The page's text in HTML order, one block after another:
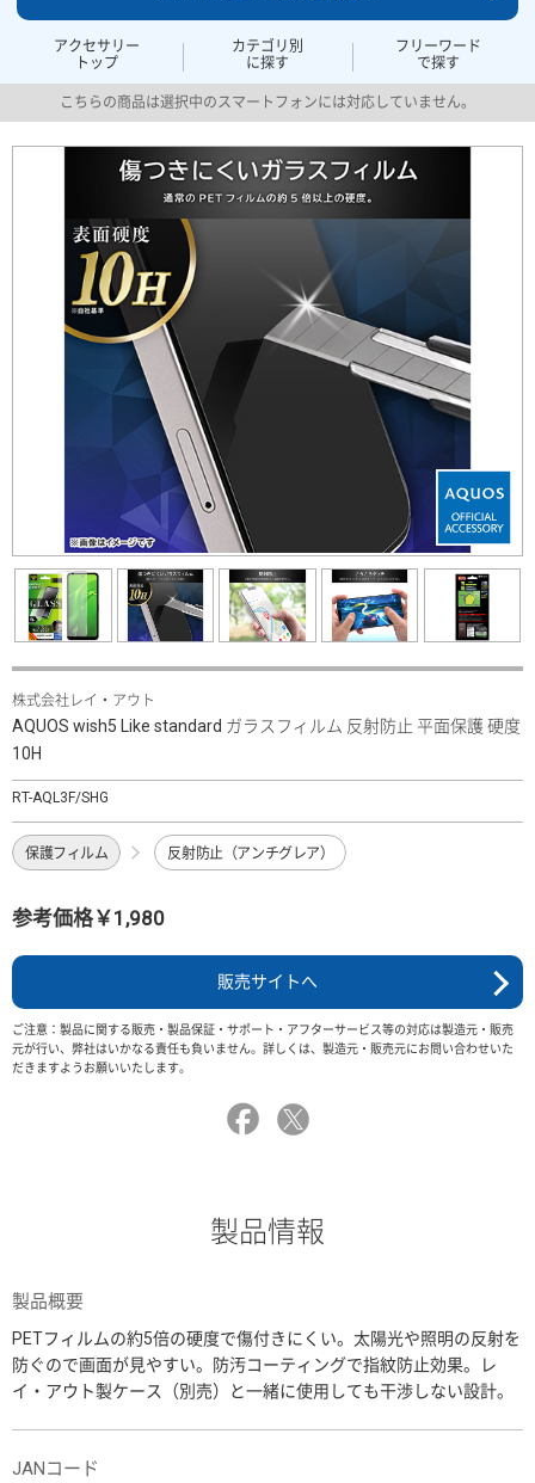
アクセサリー
トップ
カテゴリ別
に探す
フリーワード
で探す
こちらの商品は選択中のスマートフォンには対応していません。
株式会社レイ・アウト
AQUOS wish5 Like standard ガラスフィルム 反射防止 平面保護 硬度
10H
RT-AQL3F/SHG
保護フィルム 反射防止（アンチグレア）
参考価格￥1,980
販売サイトへ
ご注意：製品に関する販売・製品保証・サポート・アフターサービス等の対応は製造元・販売
元が行い、弊社はいかなる責任も負いません。詳しくは、製造元・販売元にお問い合わせいた
だきますようお願いいたします。
製品情報
製品概要
PETフィルムの約5倍の硬度で傷付きにくい。太陽光や照明の反射を
防ぐので画面が見やすい。防汚コーティングで指紋防止効果。レ
イ・アウト製ケース（別売）と一緒に使用しても干渉しない設計。
JANコード